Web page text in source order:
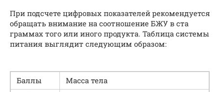
При подсчете цифровых показателей рекомендуется
обращать внимание на соотношение БЖУ в ста
граммах того или иного продукта. Таблица системы
питания выглядит следующим образом:
Баллы
Масса тела